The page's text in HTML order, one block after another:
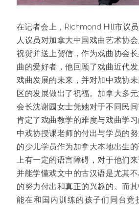
在记者会上，Richmond Hill市议
人议员对加拿大中国戏曲艺术协
祝贺并送上贺信，作为戏曲协会
曲的爱好者，他回顾了戏曲近代
戏曲发展的未来，并对加中戏协
区的发展做出了祝福。加拿大多
会长沈谢园女士凭她对于不同民间
肯定了戏曲教学的难度与戏曲学
中戏协授课老师的付出与学员的
的少儿学员作为加拿大本地出生
上有一定的语言障碍，对于他们
并能学懂戏文中的古汉语是尤其
的努力付出和真正的兴趣的。而
能在和国内训练的孩子们同台竞